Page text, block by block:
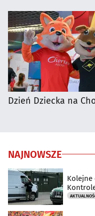
Dzień Dziecka na
NAJNOWSZE
Kolejne